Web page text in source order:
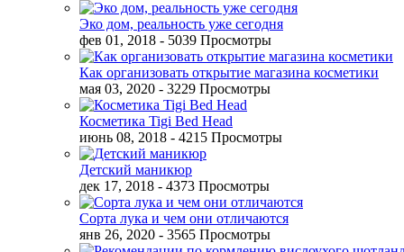
Эко дом, реальность уже сегодня
фев 01, 2018 - 5039 Просмотры
Как организовать открытие магазина косметики
мая 03, 2020 - 3229 Просмотры
Косметика Tigi Bed Head
июнь 08, 2018 - 4215 Просмотры
Детский маникюр
дек 17, 2018 - 4373 Просмотры
Сорта лука и чем они отличаются
янв 26, 2020 - 3565 Просмотры